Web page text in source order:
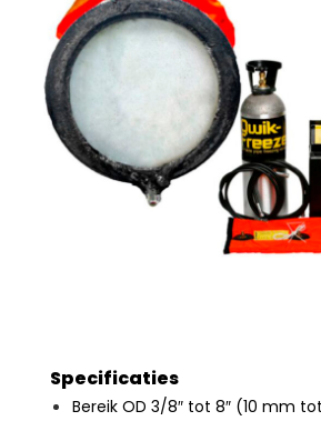
Specificaties
Bereik OD 3/8″ tot 8″ (10 mm